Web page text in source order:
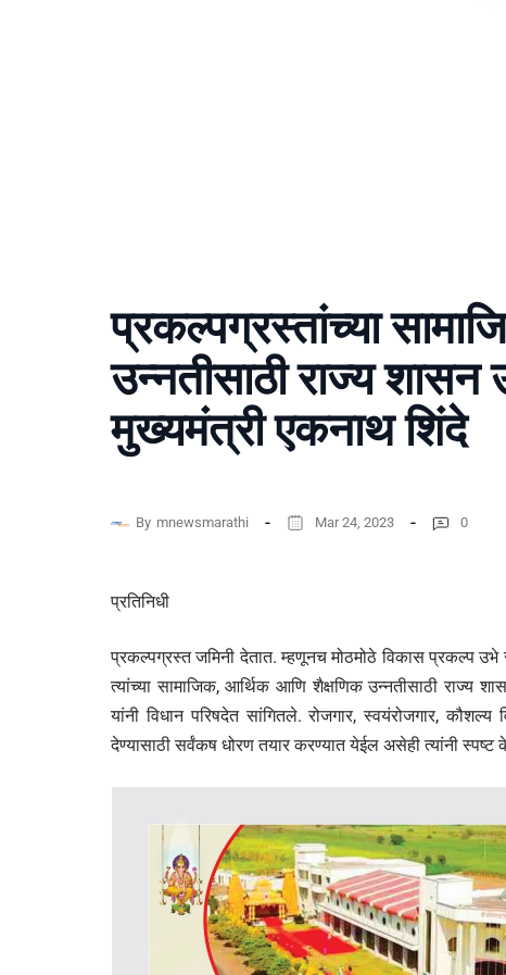
प्रकल्पग्रस्तांच्या
उन्नतीसाठी राज्य
मुख्यमंत्री एकनाथ शिंदे
By mnewsmarathi Mar 24, 2023 0
प्रतिनिधी
प्रकल्पग्रस्त जमिनी देतात. म्हणूनच मोठमोठे विकास प्रकल्प उभे
त्यांच्या सामाजिक, आर्थिक आणि शैक्षणिक उन्नतीसाठी राज्य
यांनी विधान परिषदेत सांगितले. रोजगार, स्वयंरोजगार,
देण्यासाठी सर्वंकष धोरण तयार करण्यात येईल असेही त्यांनी स्पष्ट